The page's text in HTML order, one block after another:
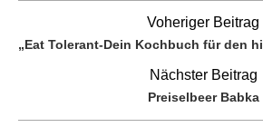
Voheriger Beitrag
„Eat Tolerant-Dein Kochbuch für den
Nächster Beitrag
Preiselbeer Babka